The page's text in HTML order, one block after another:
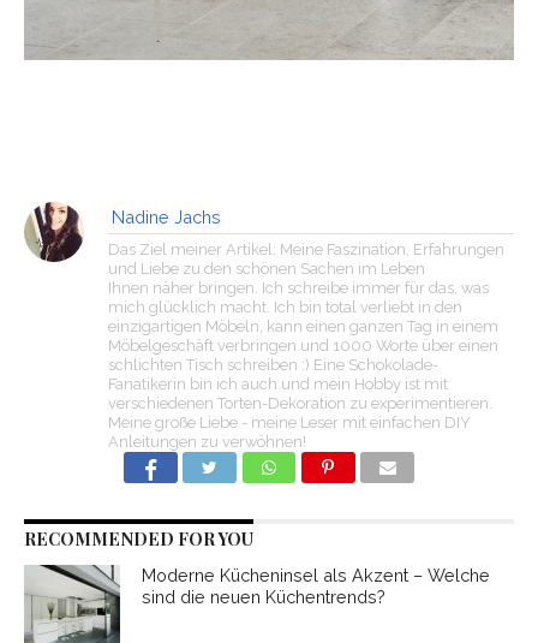
Nadine Jachs
Das Ziel meiner Artikel: Meine Faszination, Erfahrungen
und Liebe zu den schönen Sachen im Leben
Ihnen näher bringen. Ich schreibe immer für das, was
mich glücklich macht. Ich bin total verliebt in den
einzigartigen Möbeln, kann einen ganzen Tag in einem
Möbelgeschäft verbringen und 1000 Worte über einen
schlichten Tisch schreiben :) Eine Schokolade-
Fanatikerin bin ich auch und mein Hobby ist mit
verschiedenen Torten-Dekoration zu experimentieren.
Meine große Liebe - meine Leser mit einfachen DIY
Anleitungen zu verwöhnen!
RECOMMENDED FOR YOU
Moderne Kücheninsel als Akzent – Welche
sind die neuen Küchentrends?